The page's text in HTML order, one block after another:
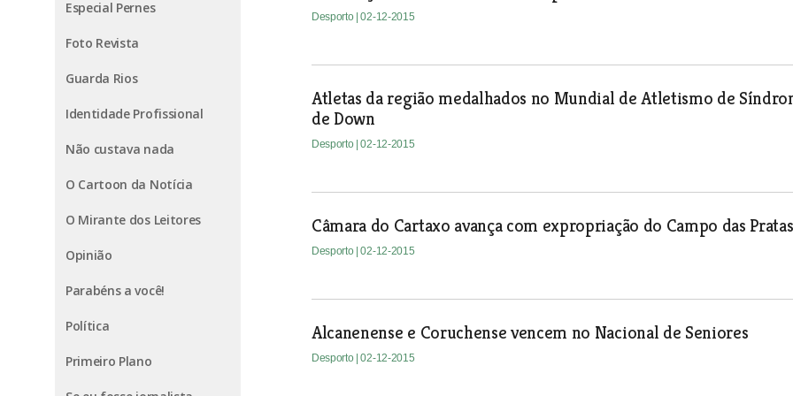
Especial Pernes
Foto Revista
Guarda Rios
Identidade Profissional
Não custava nada
O Cartoon da Notícia
O Mirante dos Leitores
Opinião
Parabéns a você!
Política
Primeiro Plano
Desporto | 02-12-2015
Atletas da região medalhados no Mundial de Atletismo de
de Down
Desporto | 02-12-2015
Câmara do Cartaxo avança com expropriação do Campo das Pratas
Desporto | 02-12-2015
Alcanenense e Coruchense vencem no Nacional de Seniores
Desporto | 02-12-2015